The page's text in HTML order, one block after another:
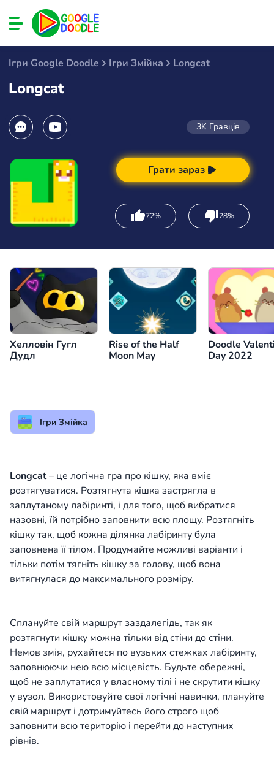
Ігри Google Doodle Ігри Змійка Longcat
Longcat
3K Гравців
Грати зараз
72% 28%
Хелловін Гугл
Дудл
Rise of the Half
Moon May
Doodle
Day 2022
Ігри Змійка
Longcat– це логічна гра про кішку, яка вміє
розтягуватися. Розтягнута кішка застрягла в
заплутаному лабіринті, і для того, щоб вибратися
назовні, їй потрібно заповнити всю площу. Розтягніть
кішку так, щоб кожна ділянка лабіринту була
заповнена її тілом. Продумайте можливі варіанти і
тільки потім тягніть кішку за голову, щоб вона
витягнулася до максимального розміру.
Сплануйте свій маршрут заздалегідь, так як
розтягнути кішку можна тільки від стіни до стіни.
Немов змія, рухайтеся по вузьких стежках лабіринту,
заповнюючи нею всю місцевість. Будьте обережні,
щоб не заплутатися у власному тілі і не скрутити кішку
у вузол. Використовуйте свої логічні навички, плануйте
свій маршрут і дотримуйтесь його строго щоб
заповнити всю територію і перейти до наступних
рівнів.